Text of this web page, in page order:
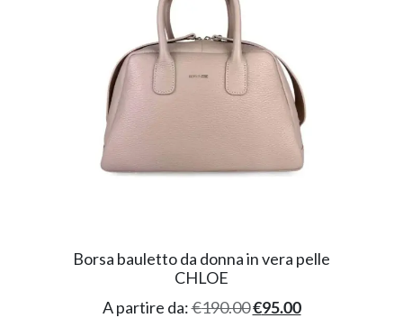
Borsa bauletto da donna in vera pelle
CHLOE
A partire da:€190.00€95.00